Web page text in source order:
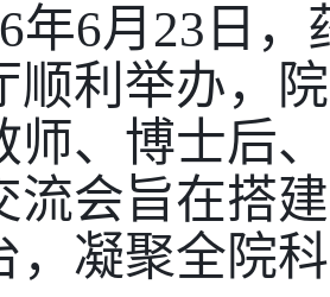
年6月23日
顺利举办，
师、博士后
流会旨在搭
，凝聚全院